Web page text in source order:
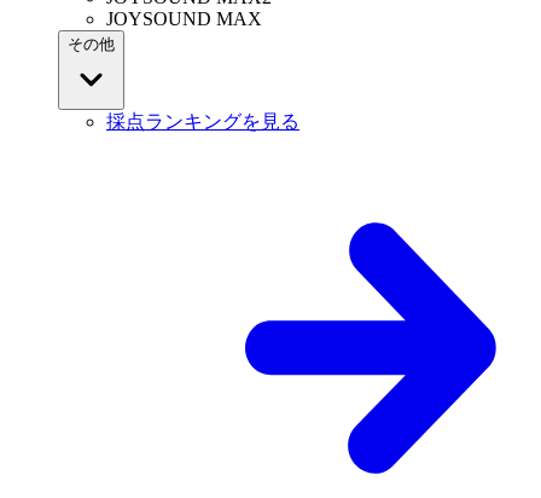
JOYSOUND MAX
その他
採点ランキングを見る